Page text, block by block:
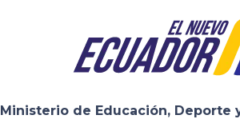
Ministerio de Educación, Deporte